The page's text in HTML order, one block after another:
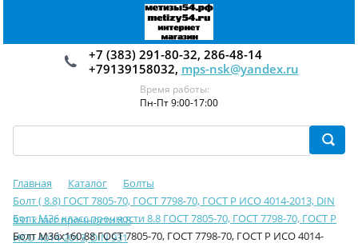
+7 (383) 291-80-32, 286-48-14
+79139158032, mps-nsk@yandex.ru
Время работы:
Пн-Пт 9:00-17:00
Главная Каталог
Болты
Болт ( 8.8) ГОСТ 7805-70, ГОСТ 7798-70, ГОСТ Р ИСО 4014-2013, DIN
931 класс прочности 8.8
Болт М36 класс прочности 8.8 ГОСТ 7805-70, ГОСТ 7798-70, ГОСТ Р
ИСО 4014-2013, DIN 931
Болт М36х160.88 ГОСТ 7805-70, ГОСТ 7798-70, ГОСТ Р ИСО 4014-